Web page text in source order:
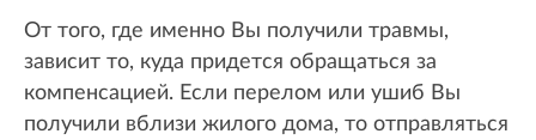
От того, где именно Вы получили травмы,
зависит то, куда придется обращаться за
компенсацией. Если перелом или ушиб Вы
получили вблизи жилого дома, то отправляться